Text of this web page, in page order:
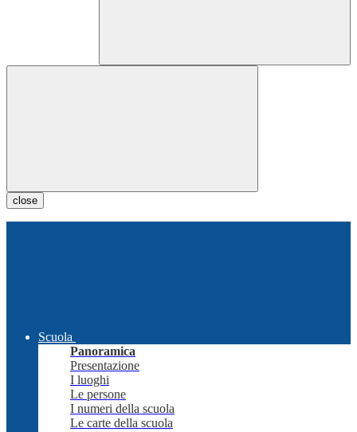
close
Scuola
Panoramica
Presentazione
I luoghi
Le persone
I numeri della scuola
Le carte della scuola